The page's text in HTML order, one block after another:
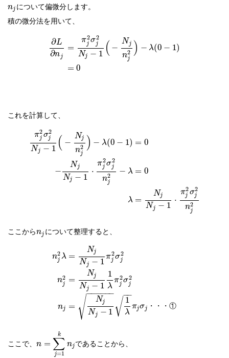
nj について偏微分します。
積の微分法を用いて、
∂L
∂nj
=
=
π2
j σ2
j
Nj − 1 ( −
Nj
n2
j
) − λ(0 − 1)
0
これを計算して、
π2
j σ2
j
Nj − 1 ( −
Nj
n2
j
) − λ(0 − 1)
−
Nj
Nj − 1
⋅
π2
j σ2
j
n2
j
− λ
λ
=
=
=
0
0
Nj
Nj − 1
⋅
π2
j σ2
j
n2
j
ここからnj について整理すると、
n2
j λ
n2
j
nj
=
=
=
Nj
Nj − 1
π2
j σ2
j
Nj
Nj − 1
1
λ
π2
j σ2
j
Nj
Nj − 1
− −
−−−−
√ 1
λ
−−
√ πjσj ・ ・ ・①
ここで、 n = ∑
j=1
k
njであることから、